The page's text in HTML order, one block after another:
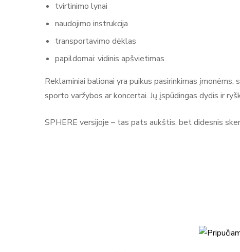
tvirtinimo lynai​
naudojimo instrukcija​
transportavimo dėklas​
papildomai: vidinis apšvietimas​
Reklaminiai balionai yra puikus pasirinkimas
sporto varžybos ar koncertai. Jų įspūdingas dydis ir
SPHERE versijoje – tas pats aukštis, bet didesnis